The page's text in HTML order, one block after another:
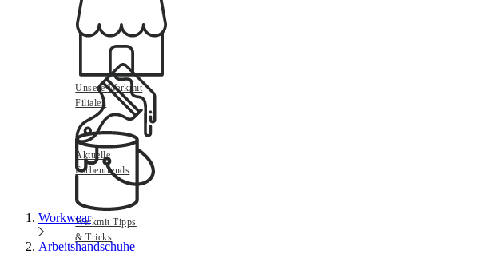
Unsere Werkmit
Filialen
Aktuelle
Farbentrends
Werkmit Tipps
& Tricks
Workwear
Arbeitshandschuhe